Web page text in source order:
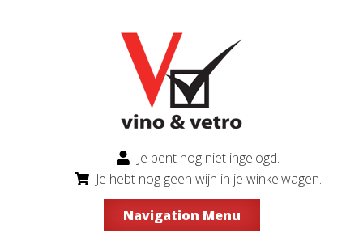
Je bent nog niet ingelogd.
Je hebt nog geen wijn in je winkelwagen.
Navigation Menu